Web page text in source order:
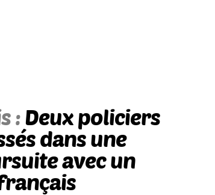
:Deux policiers
dans une
avec un